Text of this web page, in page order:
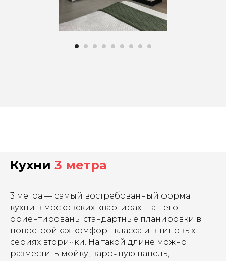
Кухни 3 метра
3 метра — самый востребованный формат
кухни в московских квартирах. На него
ориентированы стандартные планировки в
новостройках комфорт-класса и в типовых
сериях вторички. На такой длине можно
разместить мойку, варочную панель,